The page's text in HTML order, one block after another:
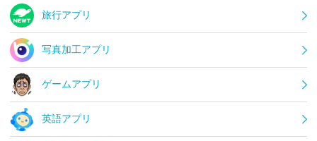
旅行アプリ
写真加工アプリ
ゲームアプリ
英語アプリ